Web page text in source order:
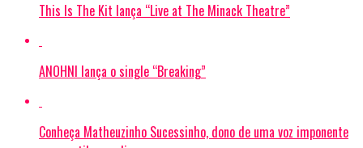
This Is The Kit lança “Live at The Minack Theatre”
ANOHNI lança o single “Breaking”
Conheça Matheuzinho Sucessinho, dono de uma voz imponente